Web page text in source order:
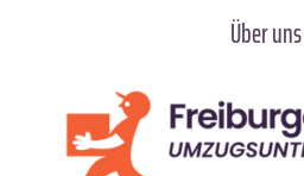
Über uns